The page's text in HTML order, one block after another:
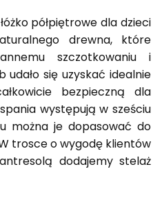
półpiętrowe dla dzieci
drewna, które
szczotkowaniu i
udało się uzyskać idealnie
bezpieczną dla
występują w sześciu
można je dopasować do
trosce o wygodę klientów
dodajemy stelaż